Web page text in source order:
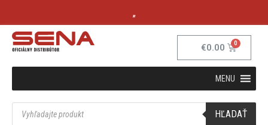
„
€0.00
MENU
HĽADAŤ